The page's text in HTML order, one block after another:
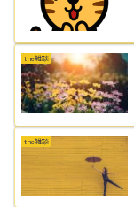
the雑談
the雑談